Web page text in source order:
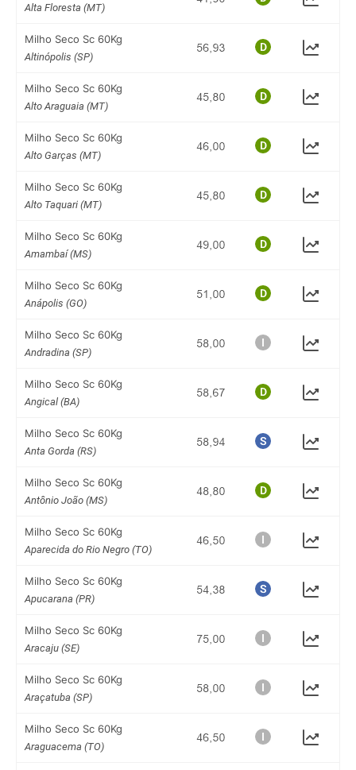
Alta Floresta (MT)
Milho Seco Sc 60Kg
Altinópolis (SP)
Milho Seco Sc 60Kg
Alto Araguaia (MT)
Milho Seco Sc 60Kg
Alto Garças (MT)
Milho Seco Sc 60Kg
Alto Taquari (MT)
Milho Seco Sc 60Kg
Amambaí (MS)
Milho Seco Sc 60Kg
Anápolis (GO)
Milho Seco Sc 60Kg
Andradina (SP)
Milho Seco Sc 60Kg
Angical (BA)
Milho Seco Sc 60Kg
Anta Gorda (RS)
Milho Seco Sc 60Kg
Antônio João (MS)
Milho Seco Sc 60Kg
Aparecida do Rio Negro (TO)
Milho Seco Sc 60Kg
Apucarana (PR)
Milho Seco Sc 60Kg
Aracaju (SE)
Milho Seco Sc 60Kg
Araçatuba (SP)
Milho Seco Sc 60Kg
Araguacema (TO)